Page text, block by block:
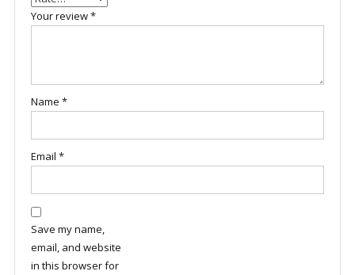
Your review*
Name *
Email *
Save my name,
email, and website
in this browser for